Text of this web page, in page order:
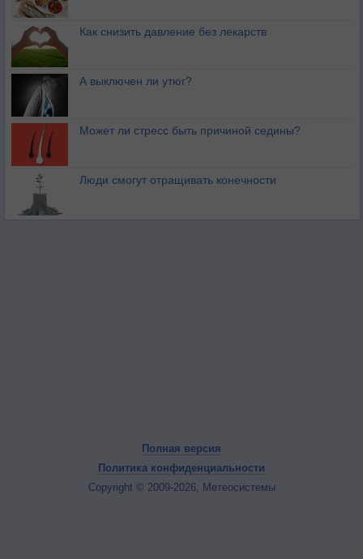
Как снизить давление без лекарств
А выключен ли утюг?
Может ли стресс быть причиной седины?
Люди смогут отращивать конечности
Полная версия
Политика конфиденциальности
Copyright © 2009-2026, Метеосистемы